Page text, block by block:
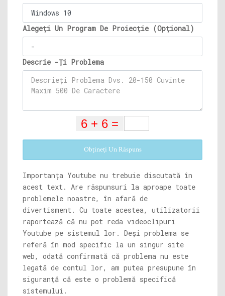
Alegeți Un Program De Proiecție (Opțional)
Descrie -Ți Problema
Obțineți Un Răspuns
Importanța Youtube nu trebuie discutată în
acest text. Are răspunsuri la aproape toate
problemele noastre, în afară de
divertisment. Cu toate acestea, utilizatorii
raportează că nu pot reda videoclipuri
Youtube pe sistemul lor. Deși problema se
referă în mod specific la un singur site
web, odată confirmată că problema nu este
legată de contul lor, am putea presupune în
siguranță că este o problemă specifică
sistemului.